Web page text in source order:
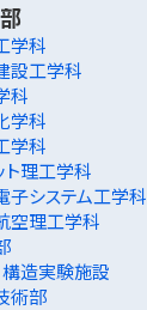
学科
設工学科
科
学科
学科
ト理工学科
子システム工学科
空理工学科
構造実験施設
術部